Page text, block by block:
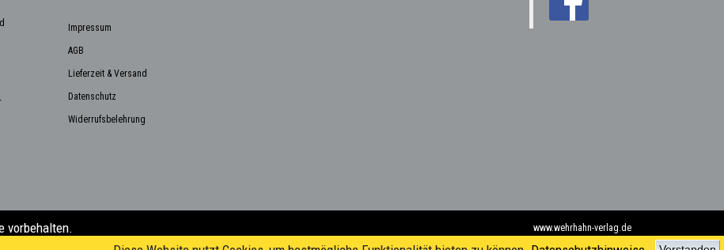
Impressum
AGB
Lieferzeit & Versand
Datenschutz
Widerrufsbelehrung
vorbehalten.
www.wehrhahn-verlag.de